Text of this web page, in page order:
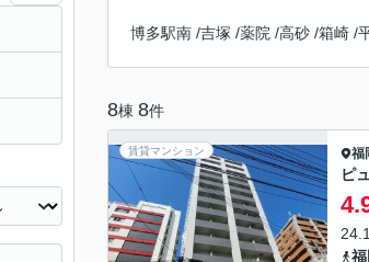
博多駅南 /吉塚 /薬院 /高砂 /箱崎 /
8棟 8件
賃貸マンション 福
ピ